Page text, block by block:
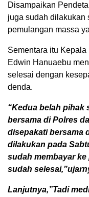
Disampaikan
juga sudah dilakukan
pemulangan massa
Sementara itu
Edwin Hanuaebu
selesai dengan
denda.
“Kedua belah pihak
bersama di Polres
disepakati bersama
dilakukan pada
sudah membayar
sudah
Lanjutnya,”Tadi